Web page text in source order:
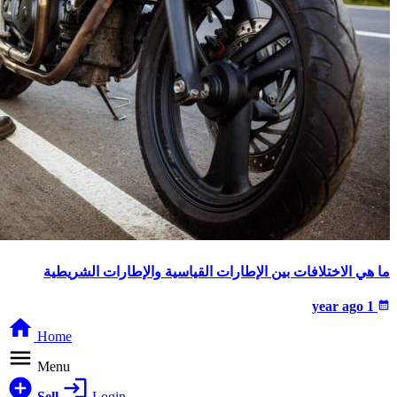
ما هي الاختلافات بين الإطارات القياسية والإطارات الشريطية
calendar_month
home Home
menu Menu
add_circle login